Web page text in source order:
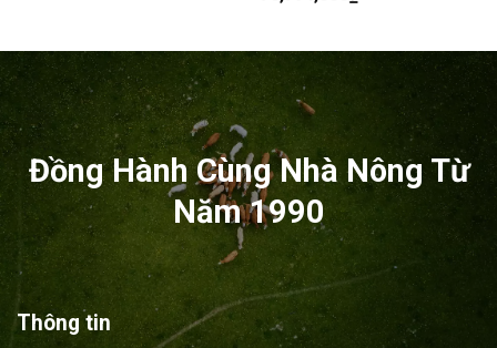
16,200,000₫
Đồng Hành Cùng Nhà Nông Từ
Năm 1990
Thông tin